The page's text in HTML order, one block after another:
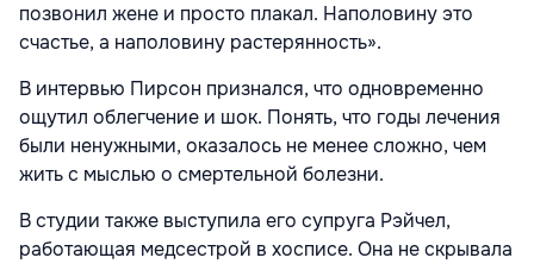
позвонил жене и просто плакал. Наполовину это
счастье, а наполовину растерянность».
В интервью Пирсон признался, что одновременно
ощутил облегчение и шок. Понять, что годы лечения
были ненужными, оказалось не менее сложно, чем
жить с мыслью о смертельной болезни.
В студии также выступила его супруга Рэйчел,
работающая медсестрой в хосписе. Она не скрывала